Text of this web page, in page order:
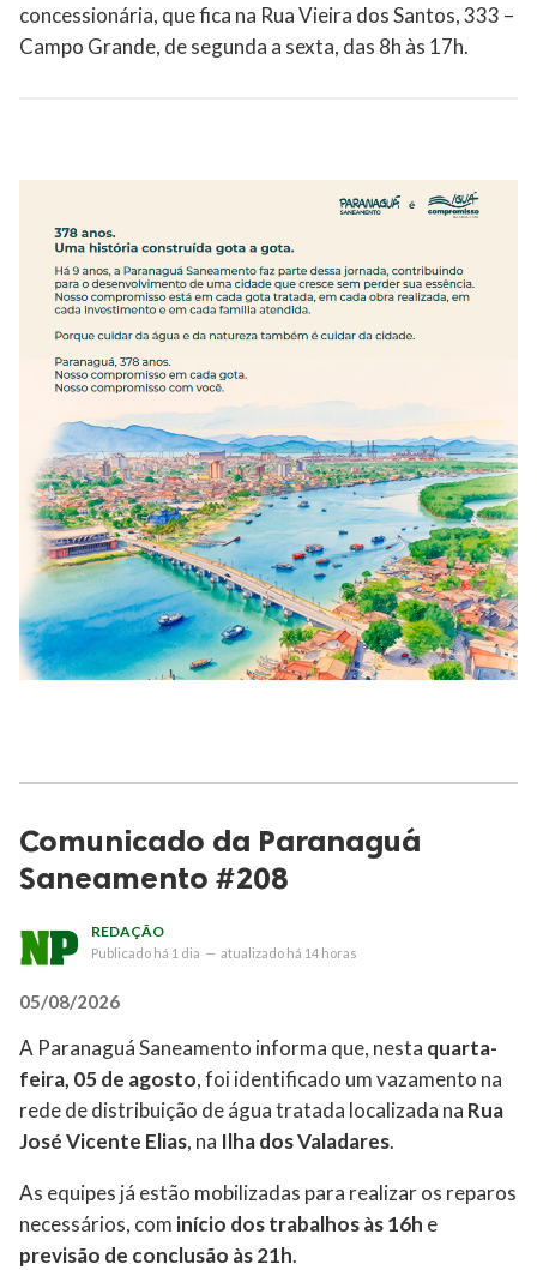
concessionária, que fica na Rua Vieira dos Santos, 333 –
Campo Grande, de segunda a sexta, das 8h às 17h.
Comunicado da Paranaguá
Saneamento #208
REDAÇÃO
Publicado há 1 dia — atualizado há 14 horas
05/08/2026
A Paranaguá Saneamento informa que, nesta quarta-
feira, 05 de agosto, foi identificado um vazamento na
rede de distribuição de água tratada localizada na Rua
José Vicente Elias, na Ilha dos Valadares.
As equipes já estão mobilizadas para realizar os reparos
necessários, com início dos trabalhos às 16h e
previsão de conclusão às 21h.